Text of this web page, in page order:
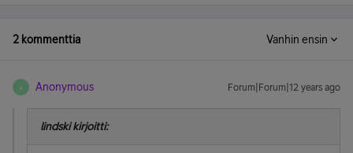
2 kommenttia Vanhin ensin
A Anonymous Forum|Forum|12 years ago
lindski kirjoitti: